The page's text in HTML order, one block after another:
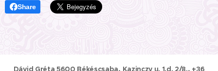
Share
Dávid Gréta 5600 Békéscsaba, Kazinczy u. 1.d. 2/8., +36